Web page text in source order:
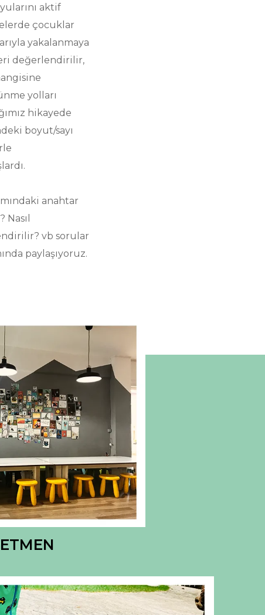
aktif
çocuklar
yakalanmaya
değerlendirilir,
yolları
hikayede
boyut/sayı
anahtar
vb sorular
paylaşıyoruz.